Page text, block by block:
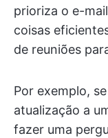
prioriza o e-
coisas
de reuniões
Por exemplo,
atualização a
fazer uma